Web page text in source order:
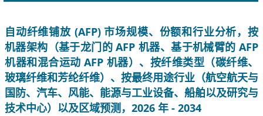
自动纤维铺放 (AFP) 市场规模、份额和行业分析，按
机器架构（基于龙门的 AFP 机器、基于机械臂的 AFP
机器和混合运动 AFP 机器）、按纤维类型（碳纤维、
玻璃纤维和芳纶纤维）、按最终用途行业（航空航天与
国防、汽车、风能、能源与工业设备、船舶以及研究与
技术中心）以及区域预测，2026 年 - 2034